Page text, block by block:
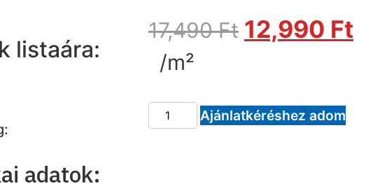
listaára:
17,490Ft 12,990 Ft
/m²
Ajánlatkéréshez adom
adatok: